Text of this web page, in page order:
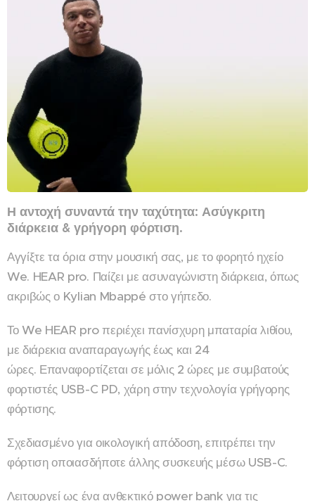
Η αντοχή συναντά την ταχύτητα: Ασύγκριτη
διάρκεια & γρήγορη φόρτιση.
Αγγίξτε τα όρια στην μουσική σας, με το φορητό ηχείο
We. HEAR pro. Παίζει με ασυναγώνιστη διάρκεια, όπως
ακριβώς ο Kylian Mbappé στο γήπεδο.
Το We HEAR pro περιέχει πανίσχυρη μπαταρία λιθίου,
με διάρεκια αναπαραγωγής έως και 24
ώρες. Επαναφορτίζεται σε μόλις 2 ώρες με συμβατούς
φορτιστές USB-C PD, χάρη στην τεχνολογία γρήγορης
φόρτισης.
Σχεδιασμένο για οικολογική απόδοση, επιτρέπει την
φόρτιση οποιασδήποτε άλλης συσκευής μέσω USB-C.
Λειτουργεί ως ένα ανθεκτικό power bank για τις